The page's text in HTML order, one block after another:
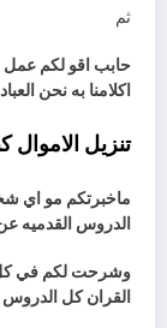
ثم
حابب اقو لكم عمل
اكلامنا به نحن
تنزيل الاموال
ماخبرتكم مو اي
الدروس القدميه
وشرحت لكم في كل
القران كل